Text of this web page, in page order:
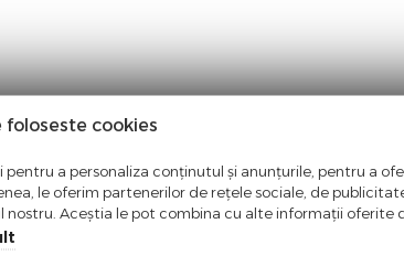
cookies
pentru a personaliza conținutul și anunțurile, pentru a
le oferim partenerilor de rețele sociale, de
nostru. Aceștia le pot combina cu alte informații oferite